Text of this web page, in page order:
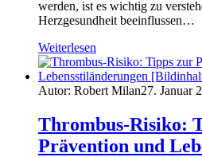
werden, ist es wichtig zu
Herzgesundheit beeinflussen…
Weiterlesen
Autor: Robert Milan27. Januar
Thrombus-Risiko:
Prävention und